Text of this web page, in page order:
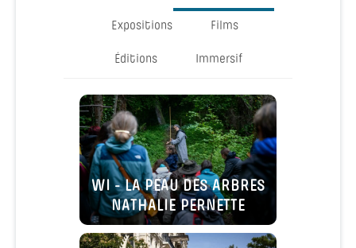
Expositions Films
Éditions Immersif
WI - LA PEAU DES ARBRES
NATHALIE PERNETTE